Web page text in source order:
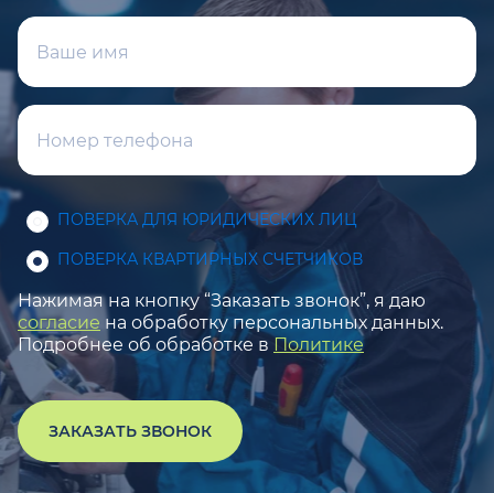
ПОВЕРКА ДЛЯ ЮРИДИЧЕСКИХ ЛИЦ
ПОВЕРКА КВАРТИРНЫХ СЧЕТЧИКОВ
Нажимая на кнопку “Заказать звонок”, я даю
согласие на обработку персональных данных.
Подробнее об обработке в Политике
ЗАКАЗАТЬ ЗВОНОК